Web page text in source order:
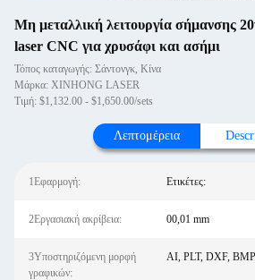
Μη μεταλλική λειτουργία σήμανσης
laser CNC για χρυσάφι και ασήμι
Τόπος καταγωγής: Σάντονγκ, Κίνα
Μάρκα: XINHONG LASER
Τιμή: $1,132.00 - $1,650.00/sets
Λεπτομέρεια
1Εφαρμογή: Ετικέτες:
2Εργασιακή ακρίβεια: 00,01 mm
3Υποστηριζόμενη μορφή
γραφικών:
AI, PLT, DXF,